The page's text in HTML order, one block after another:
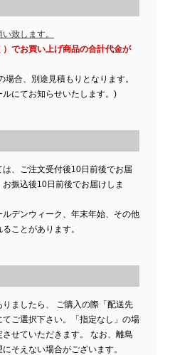
致します。
でお買い上げ商品の合計代金が
合、別途見積もりとなります。
にてお知らせいたします。)
、ご注文受付後10日前後でお届
振込後10日前後でお届けしま
デンウィーク、年末年始、その他
ことがあります。
ましたら、 ご購入の際「配送先
ご選択下さい。「指定なし」の場
せていただきます。 なお、離島
そえない場合がございます。